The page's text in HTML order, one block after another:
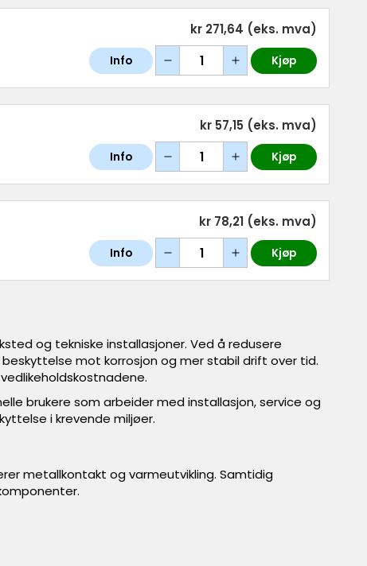
kr 271,64 (eks. mva)
Info Kjøp
kr 57,15 (eks. mva)
Info Kjøp
kr 78,21 (eks. mva)
Info Kjøp
og tekniske installasjoner. Ved å redusere
mot korrosjon og mer stabil drift over tid.
brukere som arbeider med installasjon, service og
i krevende miljøer.
metallkontakt og varmeutvikling. Samtidig